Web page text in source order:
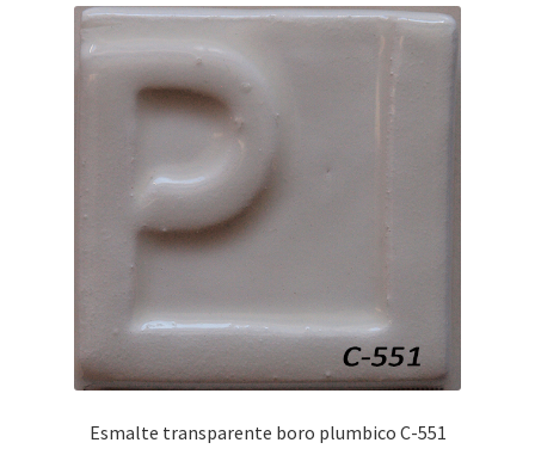
Esmalte transparente boro plumbico C-551